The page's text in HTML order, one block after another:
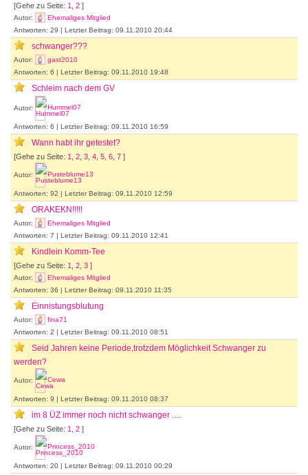
[Gehe zu Seite: 1 2 ]
Autor:
Ehemaliges Mitglied
Antworten: 29 | Letzter Beitrag: 09.11.2010 20:44
schwanger???
Autor:
gast2010
Antworten: 6 | Letzter Beitrag: 09.11.2010 19:48
Schleim nach dem GV
Autor: Hummel07
Antworten: 6 | Letzter Beitrag: 09.11.2010 16:59
Wann habt ihr getestet?
[Gehe zu Seite: 1 2 3 4 5 6 7 ]
Autor: Pusteblume13
Antworten: 92 | Letzter Beitrag: 09.11.2010 12:59
ORAKEKN!!!!!
Autor:
Ehemaliges Mitglied
Antworten: 7 | Letzter Beitrag: 09.11.2010 12:41
Kindlein Komm-Tee
[Gehe zu Seite: 1 2 3 ]
Autor:
Ehemaliges Mitglied
Antworten: 36 | Letzter Beitrag: 09.11.2010 11:35
Einnistungsblutung
Autor:
fina71
Antworten: 2 | Letzter Beitrag: 09.11.2010 08:51
Seid Jahren keine Periode,trotzdem Möglichkeit Schwanger zu
werden?
Autor: Cewa
Antworten: 9 | Letzter Beitrag: 09.11.2010 08:37
im 8 ÜZ immer noch nicht schwanger .....
[Gehe zu Seite: 1 2 ]
Autor: Princess_2010
Antworten: 20 | Letzter Beitrag: 09.11.2010 00:29